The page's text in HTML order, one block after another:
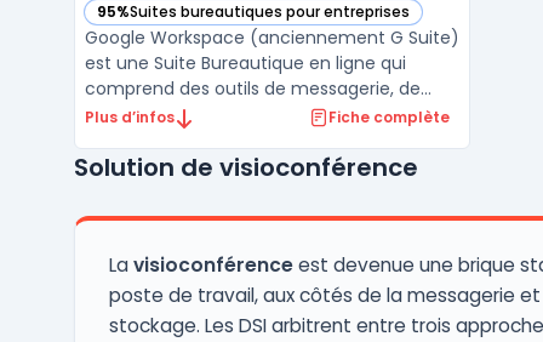
95%Suites bureautiques pour entreprises
— voir Google Workspace dans cette catégorie
Google Workspace (anciennement G Suite)
est une Suite Bureautique en ligne qui
comprend des outils de messagerie, de
stockage, de partage et de collaboration.
distance et en temps réel sur des
présentations. Les ou ...
Plus d’infos Fiche complète
Solution de visioconférence
Lavisioconférenceest devenue une brique
poste de travail, aux côtés de la messagerie
stockage. Les DSI arbitrent entre trois